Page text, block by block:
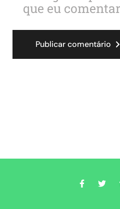
que eu
Publicar comentário